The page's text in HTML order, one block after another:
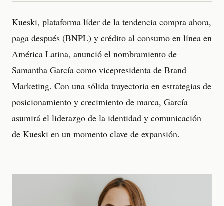
Kueski, plataforma líder de la tendencia compra ahora,
paga después (BNPL) y crédito al consumo en línea en
América Latina, anunció el nombramiento de
Samantha García como vicepresidenta de Brand
Marketing. Con una sólida trayectoria en estrategias de
posicionamiento y crecimiento de marca, García
asumirá el liderazgo de la identidad y comunicación
de Kueski en un momento clave de expansión.